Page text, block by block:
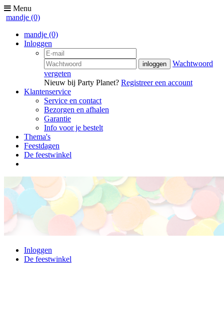
Menu
mandje (0)
mandje (0)
Inloggen
Wachtwoord
vergeten
Nieuw bij Party Planet? Registreer een account
Klantenservice
Service en contact
Bezorgen en afhalen
Garantie
Info voor je bestelt
Thema's
Feestdagen
De feestwinkel
Inloggen
De feestwinkel